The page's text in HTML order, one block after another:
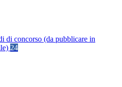
di concorso (da pubblicare in
24